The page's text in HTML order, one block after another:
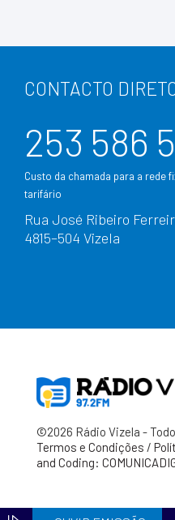
CONTACTO
253 586
Custo da chamada para a rede
tarifário
Rua José Ribeiro
4815–504 Vizela
©2026 Rádio Vizela -
Termos e Condições /
and Coding: